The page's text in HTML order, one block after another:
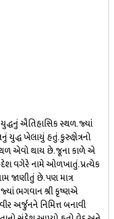
ઐતિહાસિક સ્થળ. જ્યાં
ખેલાયું હતું. કુરુક્ષેત્રનો
એવો થાય છે. જૂના કાળે એ
વગેરે નામે ઓળખાતું. પ્રત્યેક
જાણીતું છે. પણ માત્ર
ભગવાન શ્રી કૃષ્ણએ
અર્જુનને નિમિત્ત બનાવી